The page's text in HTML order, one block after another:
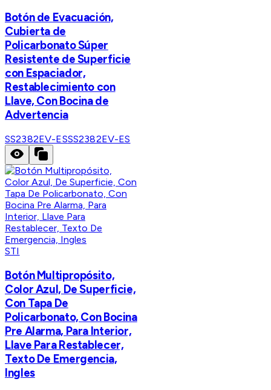
Botón de Evacuación,
Cubierta de
Policarbonato Súper
Resistente de Superficie
con Espaciador,
Restablecimiento con
Llave, Con Bocina de
Advertencia
SS2382EV-ESSS2382EV-ES
STI
Botón Multipropósito,
Color Azul, De Superficie,
Con Tapa De
Policarbonato, Con Bocina
Pre Alarma, Para Interior,
Llave Para Restablecer,
Texto De Emergencia,
Ingles